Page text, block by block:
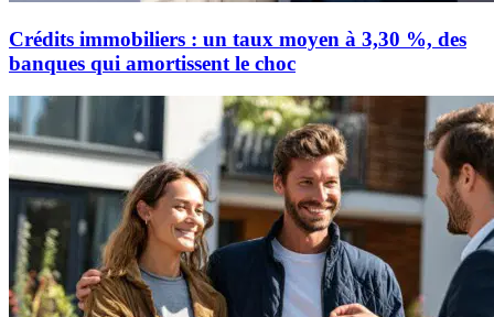
Crédits immobiliers : un taux moyen à 3,30 %, des
banques qui amortissent le choc